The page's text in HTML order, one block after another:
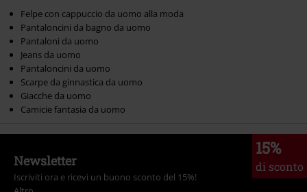
Felpe con cappuccio da uomo alla moda
Pantaloncini da bagno da uomo
Pantaloni da uomo
Jeans da uomo
Pantaloncini da uomo
Scarpe da ginnastica da uomo
Giacche da uomo
Camicie fantasia da uomo
15%
di sconto
Newsletter
Iscriviti ora e ricevi un buono sconto del 15%!